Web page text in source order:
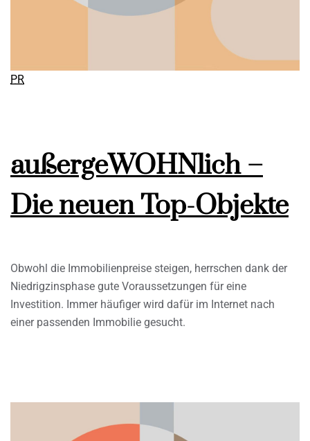
PR
außergeWOHNlich –
Die neuen Top-Objekte
Obwohl die Immobilienpreise steigen, herrschen dank der
Niedrigzinsphase gute Voraussetzungen für eine
Investition. Immer häufiger wird dafür im Internet nach
einer passenden Immobilie gesucht.